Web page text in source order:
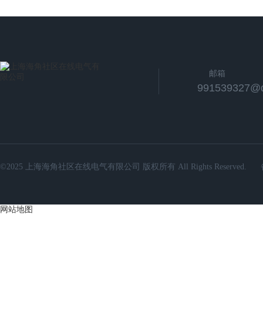
邮箱
©2025 上海海角社区在线电气有限公司 版权所有 All Rights Reserved.
网站地图